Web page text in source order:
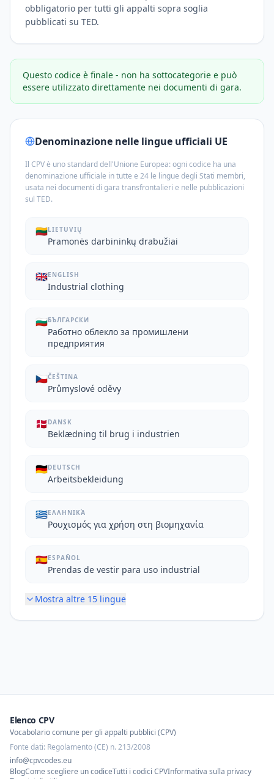
obbligatorio per tutti gli appalti sopra soglia
pubblicati su TED.
Questo codice è finale - non ha sottocategorie e può
essere utilizzato direttamente nei documenti di gara.
Denominazione nelle lingue ufficiali UE
Il CPV è uno standard dell'Unione Europea: ogni codice ha una
denominazione ufficiale in tutte e 24 le lingue degli Stati membri,
usata nei documenti di gara transfrontalieri e nelle pubblicazioni
sul TED.
🇱🇹LIETUVIŲ
Pramonės darbininkų drabužiai
🇬🇧ENGLISH
Industrial clothing
🇧🇬БЪЛГАРСКИ
Работно облекло за промишлени
предприятия
🇨🇿ČEŠTINA
Průmyslové oděvy
🇩🇰 DANSK
Beklædning til brug i industrien
🇩🇪DEUTSCH
Arbeitsbekleidung
🇬🇷ΕΛΛΗΝΙΚΆ
Ρουχισμός για χρήση στη βιομηχανία
🇪🇸ESPAÑOL
Prendas de vestir para uso industrial
Mostra altre 15 lingue
Elenco CPV
Vocabolario comune per gli appalti pubblici (CPV)
Fonte dati: Regolamento (CE) n. 213/2008
info@cpvcodes.eu
BlogCome scegliere un codiceTutti i codici CPVInformativa sulla privacy